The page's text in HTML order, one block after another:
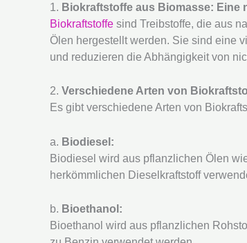
1. Biokraftstoffe aus Biomasse: Eine
Biokraftstoffe sind Treibstoffe, die aus
Ölen hergestellt werden. Sie sind eine
und reduzieren die Abhängigkeit von
2. Verschiedene Arten von
Es gibt verschiedene Arten von
a. Biodiesel:
Biodiesel wird aus pflanzlichen Ölen
herkömmlichen Dieselkraftstoff
b. Bioethanol:
Bioethanol wird aus pflanzlichen